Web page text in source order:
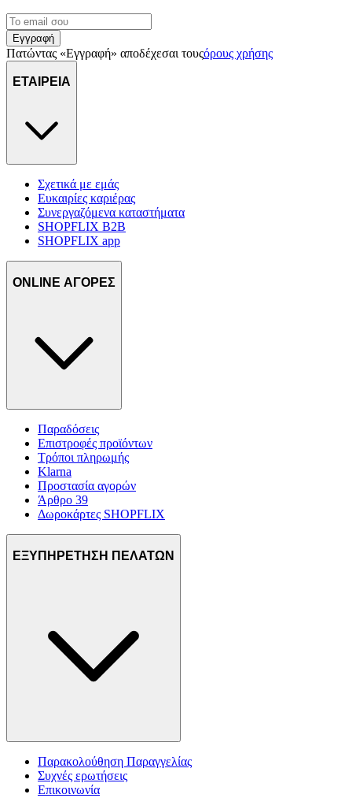
Εγγραφή
Πατώντας «Εγγραφή» αποδέχεσαι τουςόρους χρήσης
ΕΤΑΙΡΕΙΑ
Σχετικά με εμάς
Ευκαιρίες καριέρας
Συνεργαζόμενα καταστήματα
SHOPFLIX B2B
SHOPFLIX app
ONLINE ΑΓΟΡΕΣ
Παραδόσεις
Επιστροφές προϊόντων
Τρόποι πληρωμής
Klarna
Προστασία αγορών
Άρθρο 39
Δωροκάρτες SHOPFLIX
ΕΞΥΠΗΡΕΤΗΣΗ ΠΕΛΑΤΩΝ
Παρακολούθηση Παραγγελίας
Συχνές ερωτήσεις
Επικοινωνία